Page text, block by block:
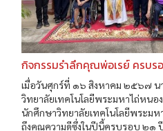
กิจกรรมรำลึกคุณพ่อเรย์ ครบร
เมื่อวันศุกร์ที่ ๑๖ สิงหาคม ๒๕๖๗ น
วิทยาลัยเทคโนโลยีพระมหาไถ่หน
นักศึกษาวิทยาลัยเทคโนโลยีพระมห
ถึงคุณความดีซึ่งในปีนี้ครบรอบ ๒๑